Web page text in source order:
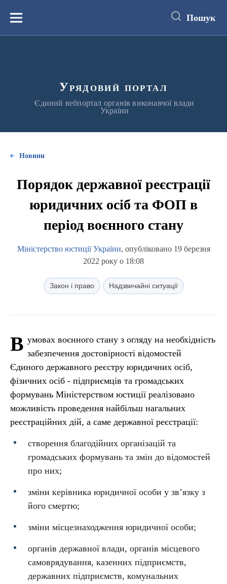
вмістуМеню Пошук
Урядовий портал
Єдиний вебпортал органів виконавчої влади
України
Новини
Порядок державної реєстрації
юридичних осіб та ФОП в
період воєнного стану
Міністерство юстиції України, опубліковано 19 березня
2022 року о 18:08
Закон і право Надзвичайні ситуації
В умовах воєнного стану з огляду на необхідність
забезпечення достовірності відомостей
Єдиного державного реєстру юридичних осіб,
фізичних осіб - підприємців та громадських
формувань Міністерством юстиції реалізовано
можливість проведення найбільш нагальних
реєстраційних дій, а саме державної реєстрації:
створення благодійних організацій та
громадських формувань та змін до відомостей
про них;
зміни керівника юридичної особи у зв’язку з
його смертю;
зміни місцезнаходження юридичної особи;
органів державної влади, органів місцевого
самоврядування, казенних підприємств,
державних підприємств, комунальних